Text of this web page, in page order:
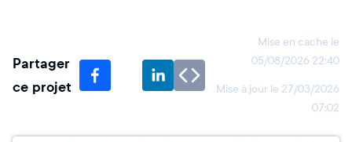
Partager
ce projet
Mise en cache le
05/08/2026 22:40
Mise à jour le 27/03/2026
07:02